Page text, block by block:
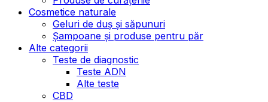
Cosmetice naturale
Geluri de duș și săpunuri
Șampoane și produse pentru păr
Alte categorii
Teste de diagnostic
Teste ADN
Alte teste
CBD